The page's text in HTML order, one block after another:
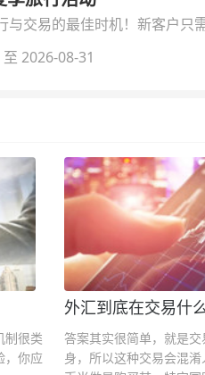
交易的最佳时机！新客户只
2026-08-31
制很类
，你应
外汇到底在交易什
答案其实很简单，就是
身，所以这种交易会混